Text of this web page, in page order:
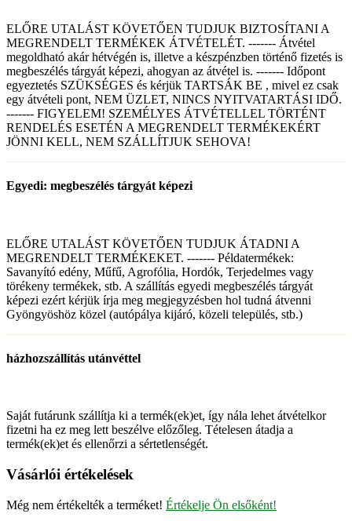
ELŐRE UTALÁST KÖVETŐEN TUDJUK BIZTOSÍTANI A
MEGRENDELT TERMÉKEK ÁTVÉTELÉT. ------- Átvétel
megoldható akár hétvégén is, illetve a készpénzben történő fizetés is
megbeszélés tárgyát képezi, ahogyan az átvétel is. ------- Időpont
egyeztetés SZÜKSÉGES és kérjük TARTSÁK BE , mivel ez csak
egy átvételi pont, NEM ÜZLET, NINCS NYITVATARTÁSI IDŐ.
------- FIGYELEM! SZEMÉLYES ÁTVÉTELLEL TÖRTÉNT
RENDELÉS ESETÉN A MEGRENDELT TERMÉKEKÉRT
JÖNNI KELL, NEM SZÁLLÍTJUK SEHOVA!
Egyedi: megbeszélés tárgyát képezi
ELŐRE UTALÁST KÖVETŐEN TUDJUK ÁTADNI A
MEGRENDELT TERMÉKEKET. ------- Példatermékek:
Savanyító edény, Műfű, Agrofólia, Hordók, Terjedelmes vagy
törékeny termékek, stb. A szállítás egyedi megbeszélés tárgyát
képezi ezért kérjük írja meg megjegyzésben hol tudná átvenni
Gyöngyöshöz közel (autópálya kijáró, közeli település, stb.)
házhozszállítás utánvéttel
Saját futárunk szállítja ki a termék(ek)et, így nála lehet átvételkor
fizetni ha ez meg lett beszélve előzőleg. Tételesen átadja a
termék(ek)et és ellenőrzi a sértetlenségét.
Vásárlói értékelések
Még nem értékelték a terméket! Értékelje Ön elsőként!